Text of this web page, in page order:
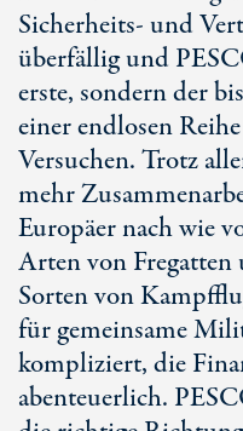
Sicherheits- und
überfällig und
erste, sondern der
einer endlosen
Versuchen. Trotz
mehr
Europäer nach wie
Arten von
Sorten von
für gemeinsame
kompliziert, die
abenteuerlich.